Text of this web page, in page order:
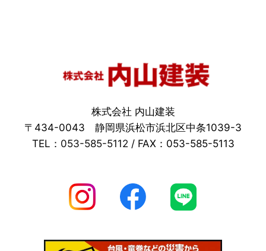
株式会社 内山建装
〒434-0043 静岡県浜松市浜北区中条1039-3
TEL： 053-585-5112 / FAX：053-585-5113